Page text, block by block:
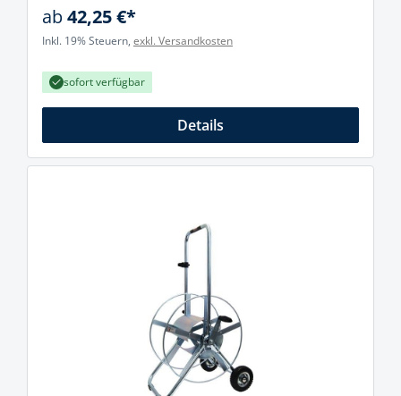
ab42,25 €*
Inkl. 19% Steuern, exkl. Versandkosten
sofort verfügbar
Details